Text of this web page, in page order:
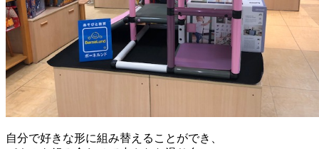
自分で好きな形に組み替えることができ、